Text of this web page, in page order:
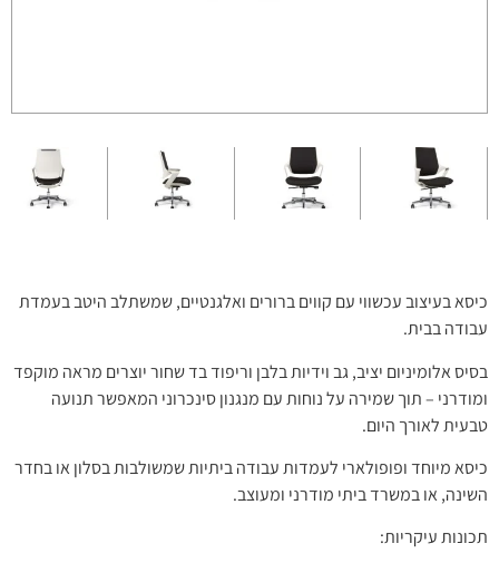
כיסא בעיצוב עכשווי עם קווים ברורים ואלגנטיים, שמשתלב היטב בעמדת
עבודה בבית.
בסיס אלומיניום יציב, גב וידיות בלבן וריפוד בד שחור יוצרים מראה מוקפד
ומודרני – תוך שמירה על נוחות עם מנגנון סינכרוני המאפשר תנועה
טבעית לאורך היום.
כיסא מיוחד ופופולארי לעמדות עבודה ביתיות שמשולבות בסלון או בחדר
השינה, או במשרד ביתי מודרני ומעוצב.
תכונות עיקריות: